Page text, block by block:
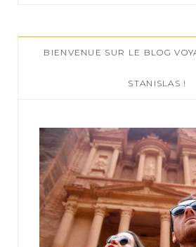
c
h
:
BIENVENUE SUR LE BLOG
STANISLAS !